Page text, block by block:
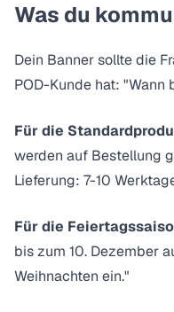
Was du
Dein Banner sollte die
POD-Kunde hat: "Wann
Für die
werden auf Bestellung
Lieferung: 7-10
Für die
bis zum 10. Dezember
Weihnachten ein."